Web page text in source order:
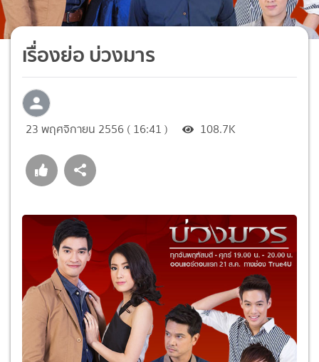
เรื่องย่อ บ่วงมาร
23 พฤศจิกายน 2556 ( 16:41 ) 108.7K